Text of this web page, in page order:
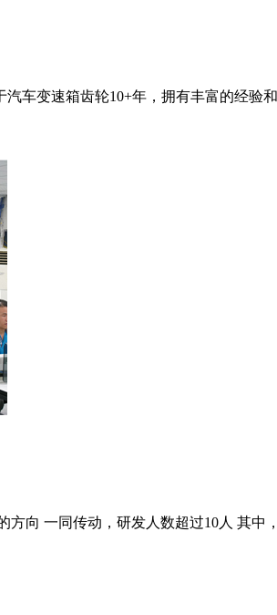
车变速箱齿轮10+年，拥有丰富的经验
向 一同传动，研发人数超过10人 其